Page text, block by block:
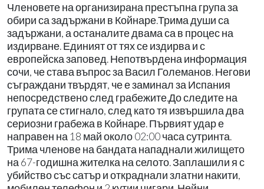
Членовете на организирана престъпна група за
обири са задържани в Койнаре.Трима души са
задържани, а останалите двама са в процес на
издирване. Единият от тях се издирва и с
европейска заповед. Непотвърдена информация
сочи, че става въпрос за Васил Големанов. Негови
съграждани твърдят, че е заминал за Испания
непосредствено след грабежите.До следите на
групата се стигнало, след като тя извършила два
сериозни грабежа в Койнаре. Първият удар е
направен на 18 май около 02:00 часа сутринта.
Трима членове на бандата нападнали жилището
на 67-годишна жителка на селото. Заплашили я с
убийство със сатър и откраднали златни накити,